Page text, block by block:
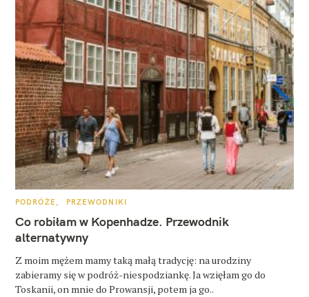
K
T
E
G
O
I
E
PODRÓŻE PRZEWODNIKI
Co robiłam w Kopenhadze. Przewodnik
alternatywny
Z moim mężem mamy taką małą tradycję: na urodziny
zabieramy się w podróż-niespodziankę. Ja wzięłam go do
Toskanii, on mnie do Prowansji, potem ja go..